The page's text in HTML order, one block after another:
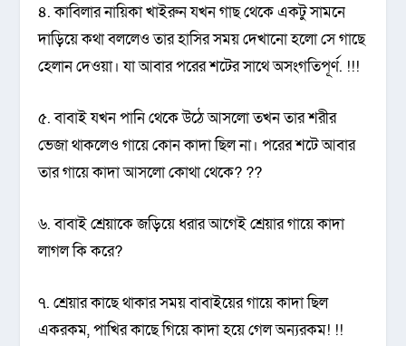
৪. কাবিলার নায়িকা খাইরুন যখন গাছ থেকে একটু সামনে
দাড়িয়ে কথা বললেও তার হাসির সময় দেখানো হলো সে গাছে
হেলান দেওয়া। যা আবার পরের শটের সাথে অসংগতিপূর্ণ. !!!
৫. বাবাই যখন পানি থেকে উঠে আসলো তখন তার শরীর
ভেজা থাকলেও গায়ে কোন কাদা ছিল না। পরের শটে আবার
তার গায়ে কাদা আসলো কোথা থেকে? ??
৬. বাবাই শ্রেয়াকে জড়িয়ে ধরার আগেই শ্রেয়ার গায়ে কাদা
লাগল কি করে?
৭. শ্রেয়ার কাছে থাকার সময় বাবাইয়ের গায়ে কাদা ছিল
একরকম, পাখির কাছে গিয়ে কাদা হয়ে গেল অন্যরকম! !!